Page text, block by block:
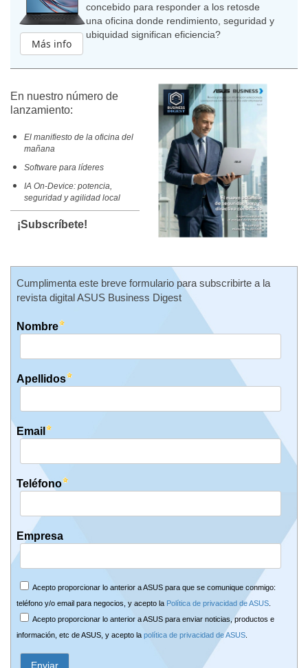
Más info
concebido para responder a los retosde
una oficina donde rendimiento, seguridad y
ubiquidad significan eficiencia?
En nuestro número de
lanzamiento:
El manifiesto de la oficina del
mañana
Software para líderes
IA On-Device: potencia,
seguridad y agilidad local
¡Subscríbete!
Cumplimenta este breve formulario para subscribirte a la
revista digital ASUS Business Digest
Nombre
Apellidos
Email
Teléfono
Empresa
Acepto proporcionar lo anterior a ASUS para que se comunique conmigo:
teléfono y/o email para negocios, y acepto la Política de privacidad de ASUS.
Acepto proporcionar lo anterior a ASUS para enviar noticias, productos e
información, etc de ASUS, y acepto la política de privacidad de ASUS.